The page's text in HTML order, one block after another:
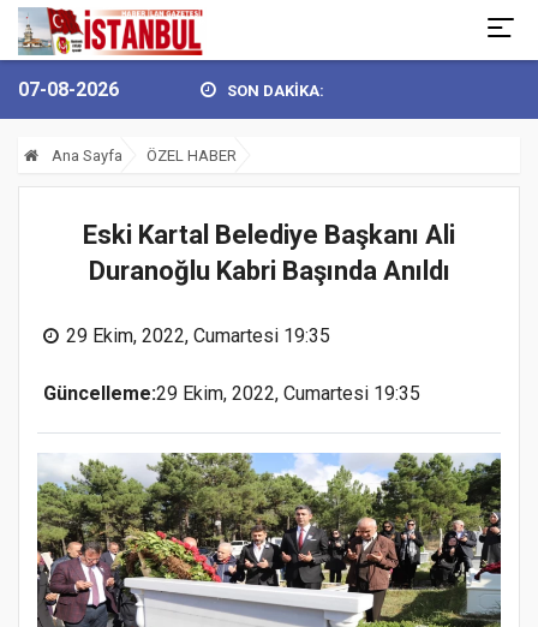
07-08-2026 SON DAKİKA:
Ana Sayfa ÖZEL HABER
Eski Kartal Belediye Başkanı Ali
Duranoğlu Kabri Başında Anıldı
29 Ekim, 2022, Cumartesi 19:35
Güncelleme:29 Ekim, 2022, Cumartesi 19:35